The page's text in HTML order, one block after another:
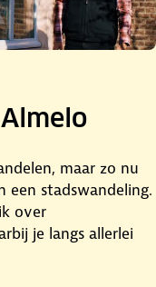
maar zo nu
een stadswandeling.
over
je langs allerlei